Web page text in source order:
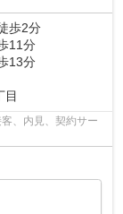
歩2分
11分
13分
目
、内見、契約サー